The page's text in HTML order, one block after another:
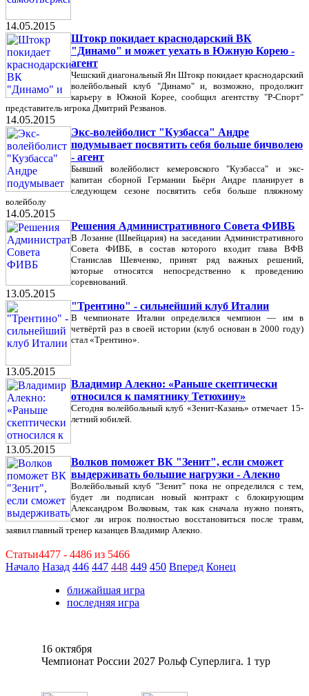
14.05.2015
Штокр покидает краснодарский ВК
"Динамо" и может уехать в Южную Корею -
агент
Чешский диагональный Ян Штокр покидает краснодарский
волейбольный клуб "Динамо" и, возможно, продолжит
карьеру в Южной Корее, сообщил агентству "Р-Спорт"
представитель игрока Дмитрий Резванов.
14.05.2015
Экс-волейболист "Кузбасса" Андре
подумывает посвятить себя больше бичволею
- агент
Бывший волейболист кемеровского "Кузбасса" и экс-
капитан сборной Германии Бьёрн Андре планирует в
следующем сезоне посвятить себя больше пляжному
волейболу
14.05.2015
Решения Административного Совета ФИВБ
В Лозанне (Швейцария) на заседании Административного
Совета ФИВБ, в состав которого входит глава ВФВ
Станислав Шевченко, принят ряд важных решений,
которые относятся непосредственно к проведению
соревнований.
13.05.2015
"Трентино" - сильнейший клуб Италии
В чемпионате Италии определился чемпион — им в
четвёртй раз в своей истории (клуб основан в 2000 году)
стал «Трентино».
13.05.2015
Владимир Алекно: «Раньше скептически
относился к памятнику Тетюхину»
Сегодня волейбольный клуб «Зенит-Казань» отмечает 15-
летний юбилей.
13.05.2015
Волков поможет ВК "Зенит", если сможет
выдерживать большие нагрузки - Алекно
Волейбольный клуб "Зенит" пока не определился с тем,
будет ли подписан новый контракт с блокирующим
Александром Волковым, так как сначала нужно понять,
смог ли игрок полностью восстановиться после травм,
заявил главный тренер казанцев Владимир Алекно.
Статьи4477 - 4486 из 5466
Начало Назад 446 447 448 449 450 Вперед Конец
ближайшая игра
последняя игра
16 октября
Чемпионат России 2027 Рольф Суперлига. 1 тур